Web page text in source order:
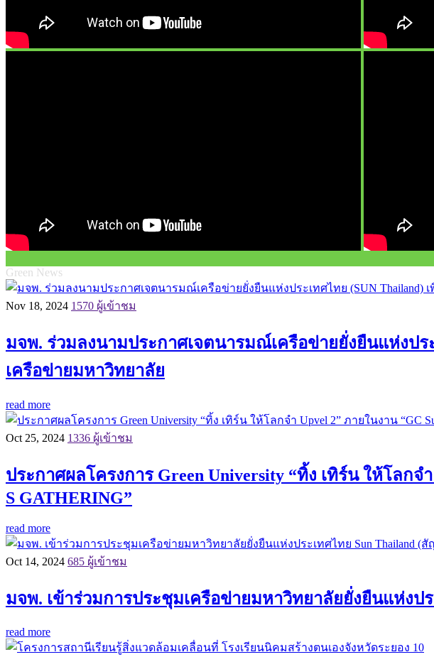
Green News
Nov 18, 2024 1570 ผู้เข้าชม
มจพ. ร่วมลงนามประกาศเจตนารมณ์เครือข่ายยั่งยืนแห่งป
เครือข่ายมหาวิทยาลัย
read more
Oct 25, 2024 1336 ผู้เข้าชม
ประกาศผลโครงการ Green University “ทิ้ง เทิร์น ให้โลกจ
S GATHERING”
read more
Oct 14, 2024 685 ผู้เข้าชม
มจพ. เข้าร่วมการประชุมเครือข่ายมหาวิทยาลัยยั่งยืนแห่งป
read more